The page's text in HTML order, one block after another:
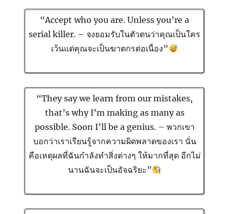
“Accept who you are. Unless you’re a
serial killer. – จงยอมรับในตัวตนว่าคุณเป็นใคร
เว้นแต่คุณจะเป็นฆาตกรต่อเนื่อง”
“They say we learn from our mistakes,
that’s why I’m making as many as
possible. Soon I’ll be a genius. – พวกเขา
บอกว่าเราเรียนรู้จากความผิดพลาดของเรา นั่น
คือเหตุผลที่ฉันกำลังทำสิ่งต่างๆ ให้มากที่สุด อีกไม่
นานฉันจะเป็นอัจฉริยะ”